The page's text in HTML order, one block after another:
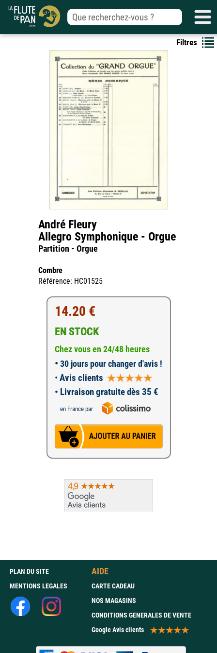
Filtres
André Fleury
Allegro Symphonique - Orgue
Partition - Orgue
Combre
Référence: HC01525
14.20 €
EN STOCK
Chez vous en 24/48 heures
• 30 jours pour changer d'avis !
• Avis clients
• Livraison gratuite dès 35 €
en France par
PLAN DU SITE
MENTIONS LEGALES
AIDE
CARTE CADEAU
NOS MAGASINS
CONDITIONS GENERALES DE VENTE
Google Avis clients